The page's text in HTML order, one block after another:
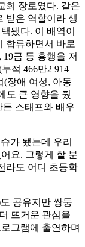
회 장로였다. 같은
받은 역할이라 생
됐다. 이 배역이
합류하면서 바로
금 등 흥행을 저
적 466만2 914
(장애 여성, 아동
도 큰 영향을 줬
스태프와 배우
가 됐는데 우리
요. 그렇게 할 분
라도 어디 초등학
공유지만 쌍둥
뜨거운 관심을
그램에 출연하며